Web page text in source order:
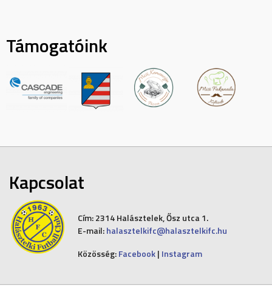
Támogatóink
Kapcsolat
Cím:2314 Halásztelek, Ősz utca 1.
E-mail: halasztelkifc@halasztelkifc.hu
Közösség: Facebook| Instagram